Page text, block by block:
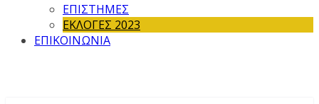
ΕΠΙΣΤΗΜΕΣ
ΕΚΛΟΓΕΣ 2023
ΕΠΙΚΟΙΝΩΝΙΑ